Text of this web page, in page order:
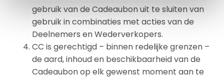
gebruik van de Cadeaubon uit te sluiten van
gebruik in combinaties met acties van de
Deelnemers en Wederverkopers.
CC is gerechtigd – binnen redelijke grenzen –
de aard, inhoud en beschikbaarheid van de
Cadeaubon op elk gewenst moment aan te